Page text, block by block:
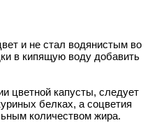
и не стал водянистым во
в кипящую воду добавить
цветной капусты, следует
белках, а соцветия
количеством жира.